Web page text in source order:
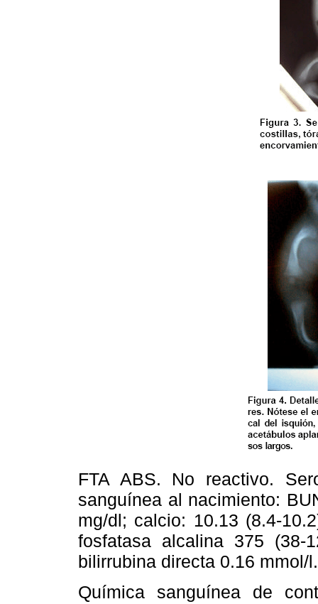
FTA ABS. No reactivo.
sanguínea al nacimiento:
mg/dl; calcio: 10.13 (8.4-
fosfatasa alcalina 375 (38-
bilirrubina directa 0.16 mmol/l.
Química sanguínea de